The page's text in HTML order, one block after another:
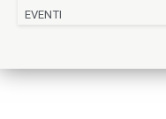
EVENTI